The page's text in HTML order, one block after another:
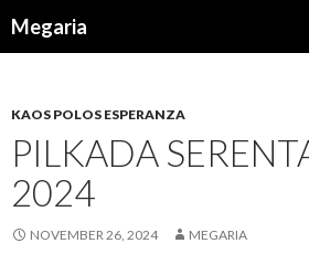
Megaria
KAOS POLOS ESPERANZA
PILKADA
2024
NOVEMBER 26, 2024 MEGARIA